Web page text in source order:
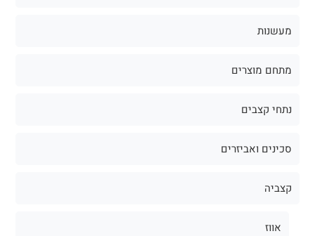
מעשנות
מתחם מוצרים
נתחי קצבים
סכינים ואביזרים
קצביה
אווז